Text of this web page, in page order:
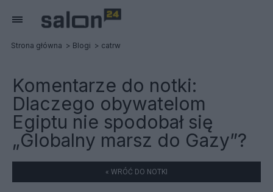
Strona główna Blogi catrw
Komentarze do notki:
Dlaczego obywatelom
Egiptu nie spodobał się
„Globalny marsz do Gazy”?
« WRÓĆ DO NOTKI